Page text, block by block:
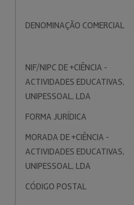
DENOMINAÇÃO COMERCIAL
NIF/NIPC DE +CIÊNCIA -
ACTIVIDADES EDUCATIVAS,
UNIPESSOAL, LDA
FORMA JURÍDICA
MORADA DE +CIÊNCIA -
ACTIVIDADES EDUCATIVAS,
UNIPESSOAL, LDA
CÓDIGO POSTAL